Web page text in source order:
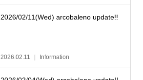
2026/02/11(Wed) arcobaleno update!!
2026.02.11 Information